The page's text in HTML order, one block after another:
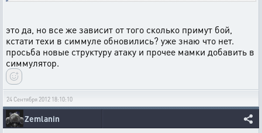
это да, но все же зависит от того сколько примут бой,
кстати техи в симмуле обновились? уже знаю что нет.
просьба новые структуру атаку и прочее мамки добавить в
симмулятор.
24 Сентября 2012 18:10:10
Zemlanin